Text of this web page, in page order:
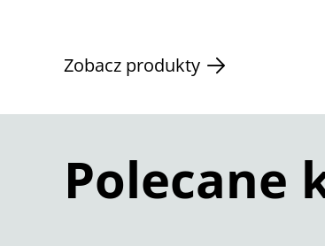
Zobacz produkty
Polecane